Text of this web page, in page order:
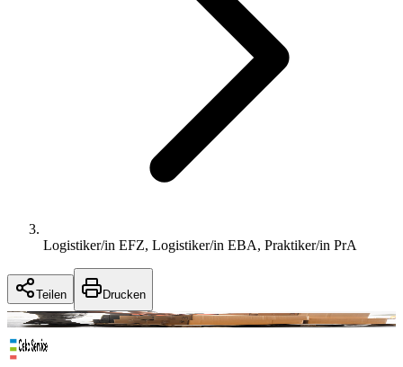
Logistiker/in EFZ, Logistiker/in EBA, Praktiker/in PrA
Teilen Drucken